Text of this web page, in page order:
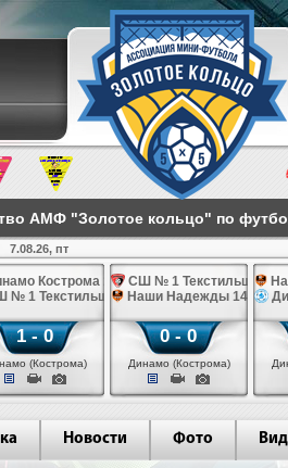
АМФ "Золотое кольцо" по
7.08.26, пт
Кострома 14
№ 1 Текстильщик 14
1 - 0
(Кострома)
СШ № 1 Текстильщик 14
Наши Надежды 14
0 - 0
Динамо (Кострома)
Новости Фото